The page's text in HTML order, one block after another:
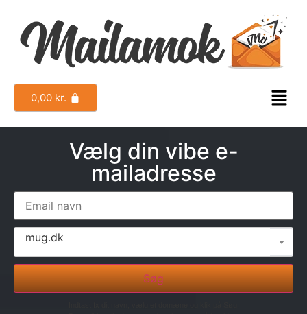
0,00 kr.
Vælg din vibe e-
mailadresse
mug.dk
Søg